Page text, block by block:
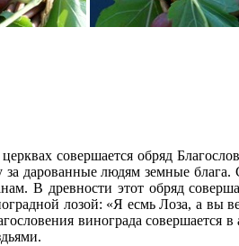
совершается обряд
дарованные людям земные
В древности этот обряд
лозой: «Я есмь Лоза, а
винограда